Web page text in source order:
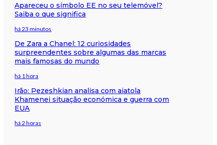
Apareceu o símbolo EE no seu telemóvel?
Saiba o que significa
há 23 minutos
De Zara a Chanel: 12 curiosidades
surpreendentes sobre algumas das marcas
mais famosas do mundo
há 1 hora
Irão: Pezeshkian analisa com aiatola
Khamenei situação económica e guerra com
EUA
há 2 horas